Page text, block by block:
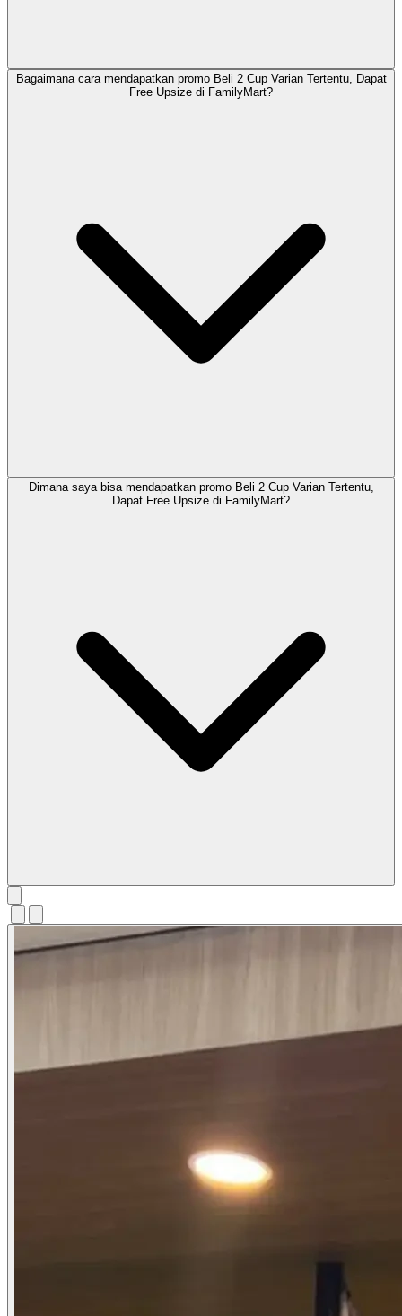
Bagaimana cara mendapatkan promo Beli 2 Cup Varian Tertentu, Dapat
Free Upsize di FamilyMart?
Dimana saya bisa mendapatkan promo Beli 2 Cup Varian Tertentu,
Dapat Free Upsize di FamilyMart?